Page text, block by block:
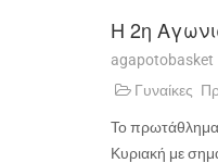
Η 2η
agapotobasket
Γυναίκες
Το πρωτάθλημα
Κυριακή με